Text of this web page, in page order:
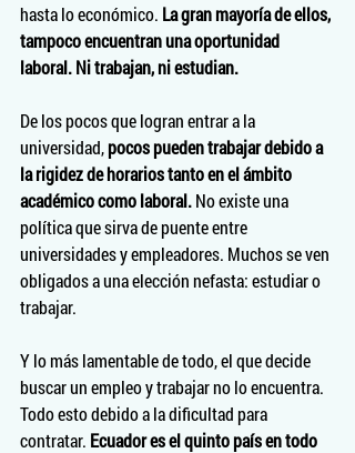
hasta lo económico. La gran mayoría de ellos,
tampoco encuentran una oportunidad
laboral. Ni trabajan, ni estudian.
De los pocos que logran entrar a la
universidad, pocos pueden trabajar debido a
la rigidez de horarios tanto en el ámbito
académico como laboral. No existe una
política que sirva de puente entre
universidades y empleadores. Muchos se ven
obligados a una elección nefasta: estudiar o
trabajar.
Y lo más lamentable de todo, el que decide
buscar un empleo y trabajar no lo encuentra.
Todo esto debido a la dificultad para
contratar. Ecuador es el quinto país en todo